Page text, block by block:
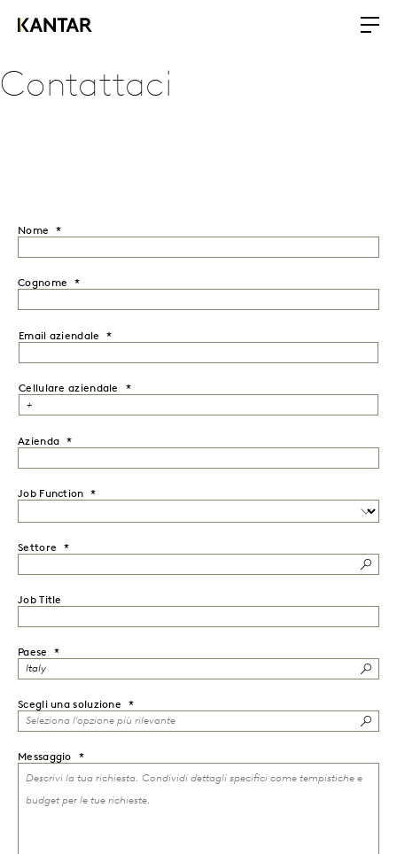
Contattaci
Nome
Cognome
Email aziendale
Cellulare aziendale
Azienda
Job Function
Settore
Job Title
Paese
Scegli una soluzione
Messaggio